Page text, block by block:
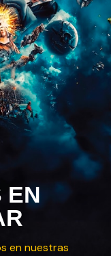
EN
en nuestras